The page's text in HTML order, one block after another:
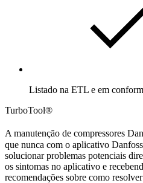
Listado na ETL e em
TurboTool®
A manutenção de compressores
que nunca com o aplicativo
solucionar problemas potenciais
os sintomas no aplicativo e
recomendações sobre como